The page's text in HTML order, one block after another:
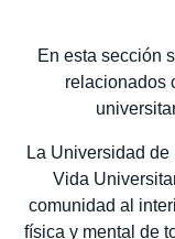
En esta sección
relacionados
La Universidad
Vida
comunidad al
física y mental de